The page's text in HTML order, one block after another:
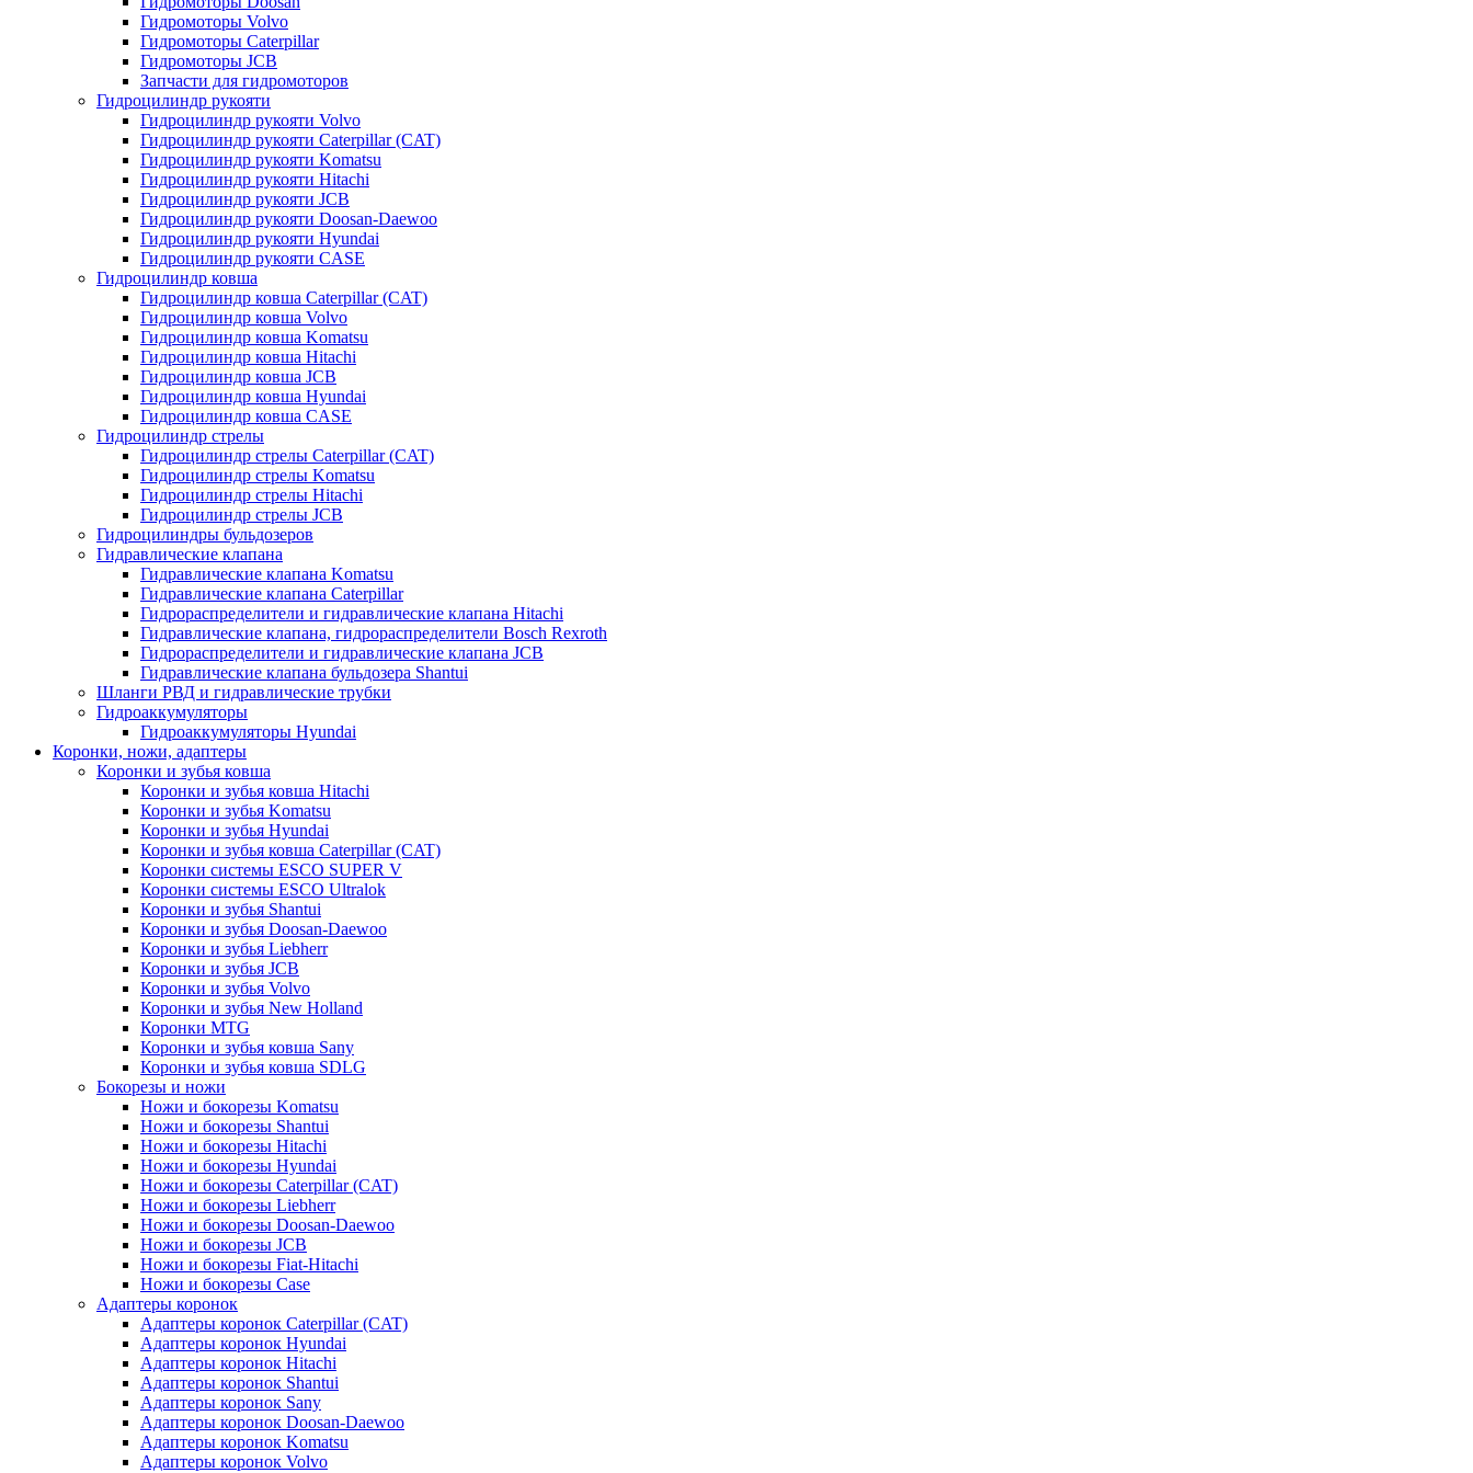
Гидромоторы Volvo
Гидромоторы Caterpillar
Гидромоторы JCB
Запчасти для гидромоторов
Гидроцилиндр рукояти
Гидроцилиндр рукояти Volvo
Гидроцилиндр рукояти Caterpillar (CAT)
Гидроцилиндр рукояти Komatsu
Гидроцилиндр рукояти Hitachi
Гидроцилиндр рукояти JCB
Гидроцилиндр рукояти Doosan-Daewoo
Гидроцилиндр рукояти Hyundai
Гидроцилиндр рукояти CASE
Гидроцилиндр ковша
Гидроцилиндр ковша Caterpillar (CAT)
Гидроцилиндр ковша Volvo
Гидроцилиндр ковша Komatsu
Гидроцилиндр ковша Hitachi
Гидроцилиндр ковша JCB
Гидроцилиндр ковша Hyundai
Гидроцилиндр ковша CASE
Гидроцилиндр стрелы
Гидроцилиндр стрелы Caterpillar (CAT)
Гидроцилиндр стрелы Komatsu
Гидроцилиндр стрелы Hitachi
Гидроцилиндр стрелы JCB
Гидроцилиндры бульдозеров
Гидравлические клапана
Гидравлические клапана Komatsu
Гидравлические клапана Caterpillar
Гидрораспределители и гидравлические клапана Hitachi
Гидравлические клапана, гидрораспределители Bosch Rexroth
Гидрораспределители и гидравлические клапана JCB
Гидравлические клапана бульдозера Shantui
Шланги РВД и гидравлические трубки
Гидроаккумуляторы
Гидроаккумуляторы Hyundai
Коронки, ножи, адаптеры
Коронки и зубья ковша
Коронки и зубья ковша Hitachi
Коронки и зубья Komatsu
Коронки и зубья Hyundai
Коронки и зубья ковша Caterpillar (CAT)
Коронки системы ESCO SUPER V
Коронки системы ESCO Ultralok
Коронки и зубья Shantui
Коронки и зубья Doosan-Daewoo
Коронки и зубья Liebherr
Коронки и зубья JCB
Коронки и зубья Volvo
Коронки и зубья New Holland
Коронки MTG
Коронки и зубья ковша Sany
Коронки и зубья ковша SDLG
Бокорезы и ножи
Ножи и бокорезы Komatsu
Ножи и бокорезы Shantui
Ножи и бокорезы Hitachi
Ножи и бокорезы Hyundai
Ножи и бокорезы Caterpillar (CAT)
Ножи и бокорезы Liebherr
Ножи и бокорезы Doosan-Daewoo
Ножи и бокорезы JCB
Ножи и бокорезы Fiat-Hitachi
Ножи и бокорезы Case
Адаптеры коронок
Адаптеры коронок Caterpillar (CAT)
Адаптеры коронок Hyundai
Адаптеры коронок Hitachi
Адаптеры коронок Shantui
Адаптеры коронок Sany
Адаптеры коронок Doosan-Daewoo
Адаптеры коронок Komatsu
Адаптеры коронок Volvo